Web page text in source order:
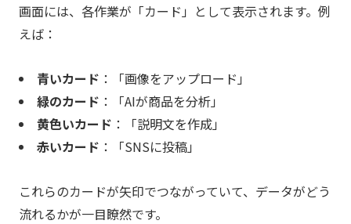
画面には、各作業が「カード」として表示されます。例
えば：
青いカード ：「画像をアップロード」
緑のカード ：「AIが商品を分析」
黄色いカード ：「説明文を作成」
赤いカード ：「SNSに投稿」
これらのカードが矢印でつながっていて、データがどう
流れるかが一目瞭然です。